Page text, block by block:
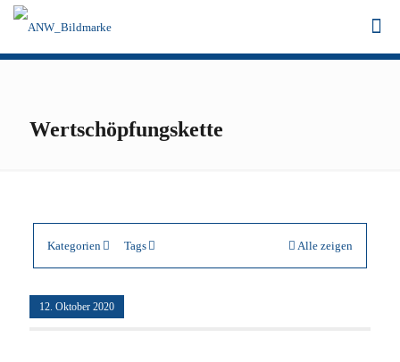
Wertschöpfungskette
Kategorien Tags Alle zeigen
12. Oktober 2020